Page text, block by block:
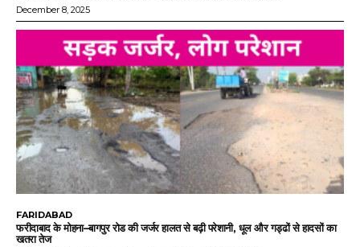
December 8, 2025
FARIDABAD
फरीदाबाद के मोहना–बागपुर रोड की जर्जर हालत से बढ़ी परेशानी, धूल और गड्ढों से हादसों का
खतरा तेज